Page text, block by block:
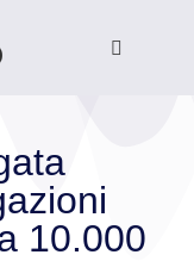
10.000